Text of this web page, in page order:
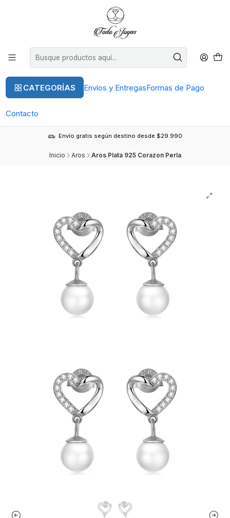
CATEGORÍAS Envíos y EntregasFormas de Pago
Contacto
Envío gratis según destino desde $29.990
Inicio Aros Aros Plata 925 Corazon Perla